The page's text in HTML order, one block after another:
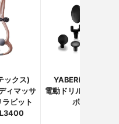
ックス)
ィマッサ
ラビット
YABER(ヤーバー)
電動ドリル リカバリー
ボール